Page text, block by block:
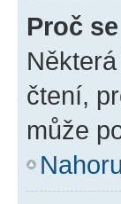
Proč
čtení,
může